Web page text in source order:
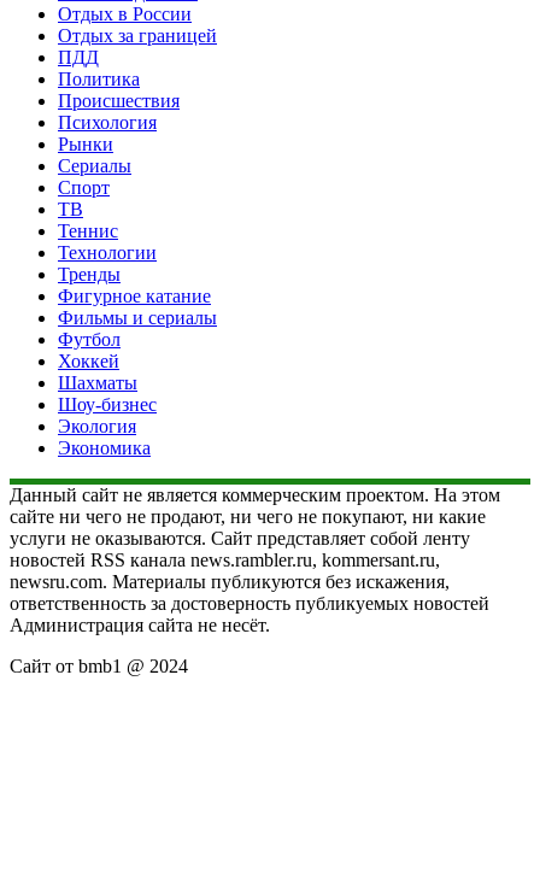
Отдых в России
Отдых за границей
ПДД
Политика
Происшествия
Психология
Рынки
Сериалы
Спорт
ТВ
Теннис
Технологии
Тренды
Фигурное катание
Фильмы и сериалы
Футбол
Хоккей
Шахматы
Шоу-бизнес
Экология
Экономика
Данный сайт не является коммерческим проектом. На этом
сайте ни чего не продают, ни чего не покупают, ни какие
услуги не оказываются. Сайт представляет собой ленту
новостей RSS канала news.rambler.ru, kommersant.ru,
newsru.com. Материалы публикуются без искажения,
ответственность за достоверность публикуемых новостей
Администрация сайта не несёт.
Сайт от bmb1 @ 2024